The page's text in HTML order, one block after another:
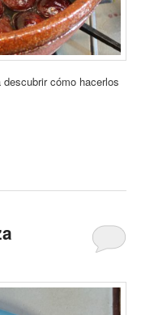
cómo hacerlos